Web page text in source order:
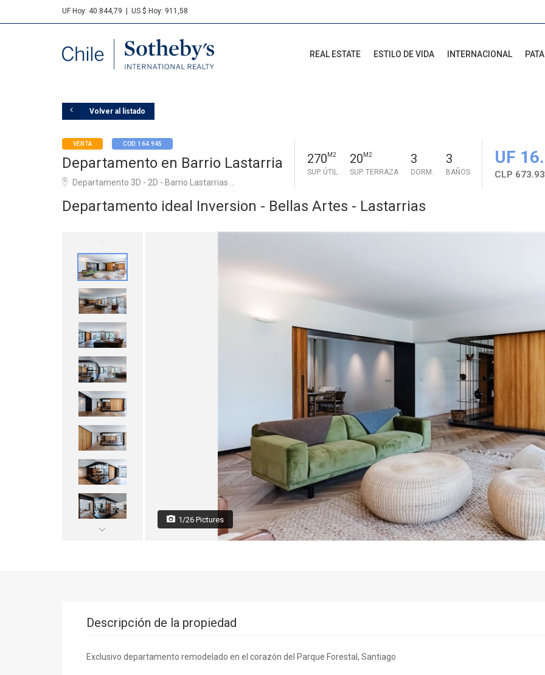
UF Hoy: 40.844,79 US $ Hoy: 911,58
Sotheby's REAL ESTATE ESTILO DE VIDA INTERNACIONAL
Volver al listado
VENTA COD: 164.945
Departamento en Barrio Lastarria
Departamento 3D - 2D - Barrio Lastarrias ...
270 M2
SUP. ÚTIL
20 M2
SUP. TERRAZA
3
DORM.
3
BAÑOS
UF
CLP
Departamento ideal Inversion - Bellas Artes - Lastarrias
1/26 Pictures
Descripción de la propiedad
Exclusivo departamento remodelado en el corazón del Parque Forestal, Santiago